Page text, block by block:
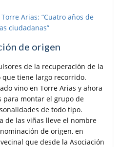
de origen
de la recuperación de la
tiene largo recorrido.
vino en Torre Arias y ahora
para montar el grupo de
de todo tipo.
de las viñas lleve el nombre
de origen, en
que desde la Asociación